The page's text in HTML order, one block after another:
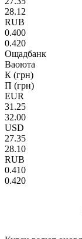
28.12
RUB
0.400
0.420
Ощадбанк
Ваоюта
К (грн)
П (грн)
EUR
31.25
32.00
USD
27.35
28.10
RUB
0.410
0.420